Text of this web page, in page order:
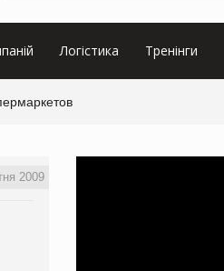
Логістика Тренінги
2009